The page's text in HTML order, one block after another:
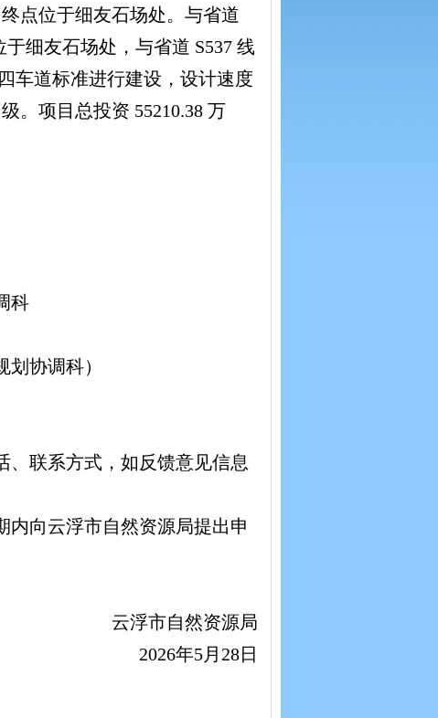
点位于细友石场处。与省道
细友石场处，与省道 S537 线
车道标准进行建设，设计速度
。项目总投资 55210.38 万
科
协调科）
、联系方式，如反馈意见信息
内向云浮市自然资源局提出申
云浮市自然资源局
2026年5月28日